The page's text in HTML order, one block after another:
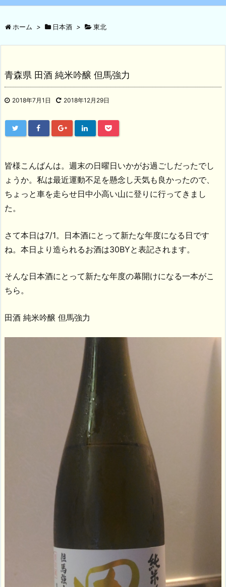
ホーム > 日本酒 > 東北
青森県 田酒 純米吟醸 但馬強力
2018年7月1日 2018年12月29日
皆様こんばんは。週末の日曜日いかがお過ごしだったでし
ょうか。私は最近運動不足を懸念し天気も良かったので、
ちょっと車を走らせ日中小高い山に登りに行ってきまし
た。
さて本日は7/1。日本酒にとって新たな年度になる日です
ね。本日より造られるお酒は30BYと表記されます。
そんな日本酒にとって新たな年度の幕開けになる一本がこ
ちら。
田酒 純米吟醸 但馬強力